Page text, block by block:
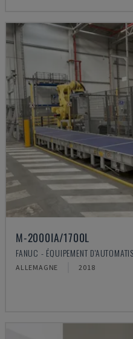
M-2000IA/1700L
FANUC - ÉQUIPEMENT
ALLEMAGNE 2018